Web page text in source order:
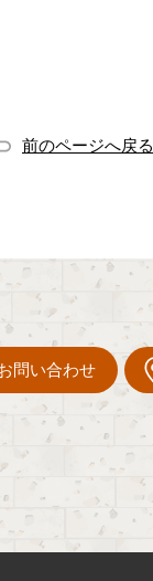
前のページへ戻る
問い合わせ